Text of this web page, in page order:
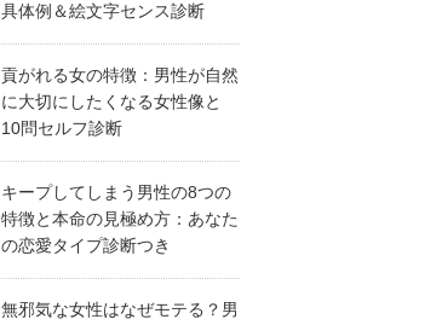
具体例＆絵文字センス診断
貢がれる女の特徴：男性が自然
に大切にしたくなる女性像と
10問セルフ診断
キープしてしまう男性の8つの
特徴と本命の見極め方：あなた
の恋愛タイプ診断つき
無邪気な女性はなぜモテる？男